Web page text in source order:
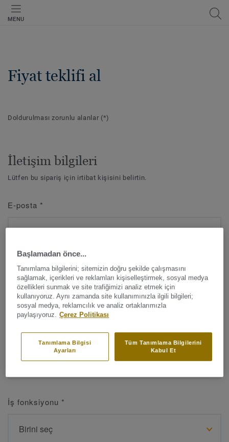
MENU
Fiyat teklifi al
Doldurulması zorunlu alanlar (*)
İletişim bilgileri
Lütfen bu sipariş için irtibat kişisini belirtin.
E-posta *
Ad*
Soyad*
İş fonksiyonu *
Başlamadan önce...
Tanımlama bilgilerini; sitemizin doğru şekilde çalışmasını
sağlamak, içerikleri ve reklamları kişiselleştirmek, sosyal medya
özellikleri sunmak ve site trafiğimizi analiz etmek için
kullanıyoruz. Aynı zamanda site kullanımınızla ilgili bilgileri;
sosyal medya, reklamcılık ve analiz ortaklarımızla
paylaşıyoruz. Çerez Politikası
Tüm Tanımlama Bilgilerini
Kabul Et
Tanımlama Bilgisi
Ayarları